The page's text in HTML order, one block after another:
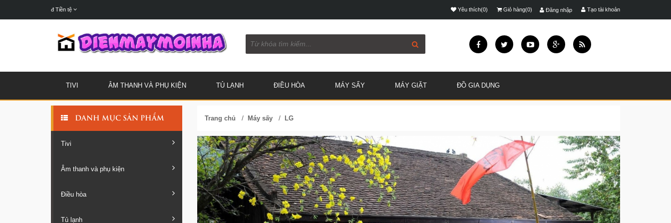
đ Tiền tệ Đăng nhập Tạo tài khoản
Yêu thích(0) Giỏ hàng(0)
TIVI ÂM THANH VÀ PHỤ KIỆN TỦ LẠNH ĐIỀU HÒA MÁY SẤY MÁY GIẶT ĐỒ GIA DỤNG
DANH MỤC SẢN PHẨM
Tivi
Âm thanh và phụ kiện
Điều hòa
Tủ lạnh
Trang chủ / Máy sấy/ LG